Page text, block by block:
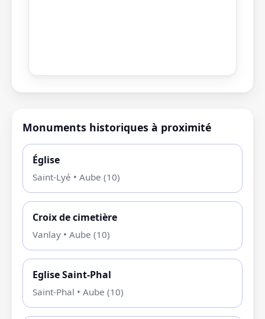
Monuments historiques à proximité
Église
Saint-Lyé • Aube (10)
Croix de cimetière
Vanlay • Aube (10)
Eglise Saint-Phal
Saint-Phal • Aube (10)